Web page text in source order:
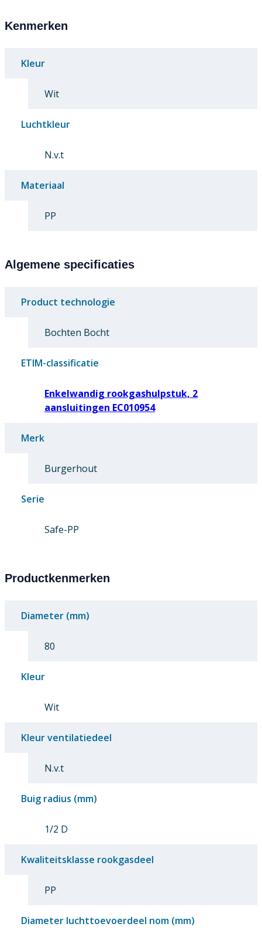
Kenmerken
Kleur
Wit
Luchtkleur
N.v.t
Materiaal
PP
Algemene specificaties
Product technologie
Bochten Bocht
ETIM-classificatie
Enkelwandig rookgashulpstuk, 2
aansluitingen EC010954
Merk
Burgerhout
Serie
Safe-PP
Productkenmerken
Diameter (mm)
80
Kleur
Wit
Kleur ventilatiedeel
N.v.t
Buig radius (mm)
1/2 D
Kwaliteitsklasse rookgasdeel
PP
Diameter luchttoevoerdeel nom (mm)